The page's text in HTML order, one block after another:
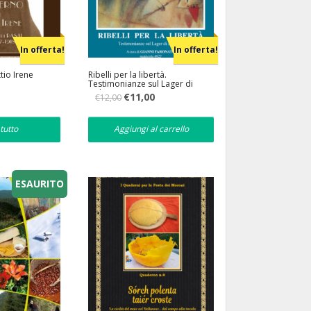
In offerta!
Irene
In offerta!
Ribelli per la libertà.
Testimonianze sul Lager di
Bolzano
€12,00 Il
prezzo
originale
era:
€11,00Il
attuale
è:
Aggiungi al carrello
ESAURITO